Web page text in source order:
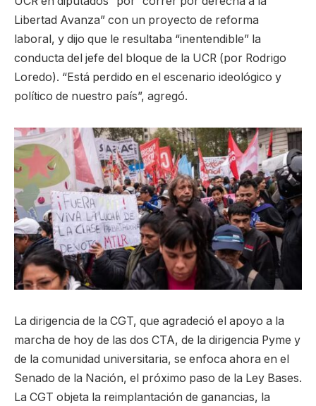
Libertad Avanza” con un proyecto de reforma
laboral, y dijo que le resultaba “inentendible” la
conducta del jefe del bloque de la UCR (por Rodrigo
Loredo). “Está perdido en el escenario ideológico y
político de nuestro país”, agregó.
La dirigencia de la CGT, que agradeció el apoyo a la
marcha de hoy de las dos CTA, de la dirigencia Pyme y
de la comunidad universitaria, se enfoca ahora en el
Senado de la Nación, el próximo paso de la Ley Bases.
La CGT objeta la reimplantación de ganancias, la